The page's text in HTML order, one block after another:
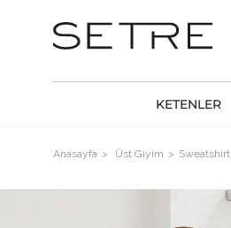
KETENLER
Anasayfa Üst Giyim Sweatshirt